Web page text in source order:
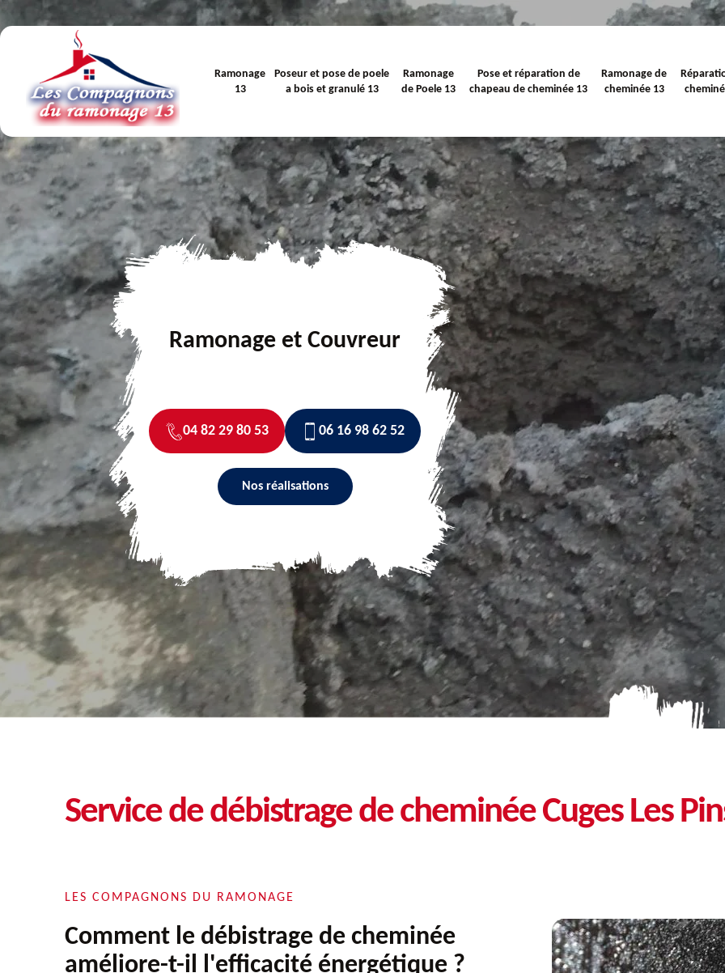
Ramonage
13
Poseur et pose de poele
a bois et granulé 13
Ramonage
de Poele 13
Pose et réparation de
chapeau de cheminée 13
Ramonage de
cheminée 13
Ramonage et Couvreur
04 82 29 80 53 06 16 98 62 52
Nos réalisations
Service de débistrage de cheminée Cuges Les
LES COMPAGNONS DU RAMONAGE
Comment le débistrage de cheminée
améliore-t-il l'efficacité énergétique ?